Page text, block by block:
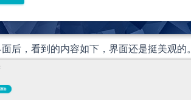
后，看到的内容如下，界面还是挺美观的。